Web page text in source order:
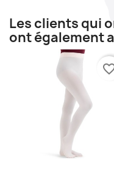
Les clients qui
ont également